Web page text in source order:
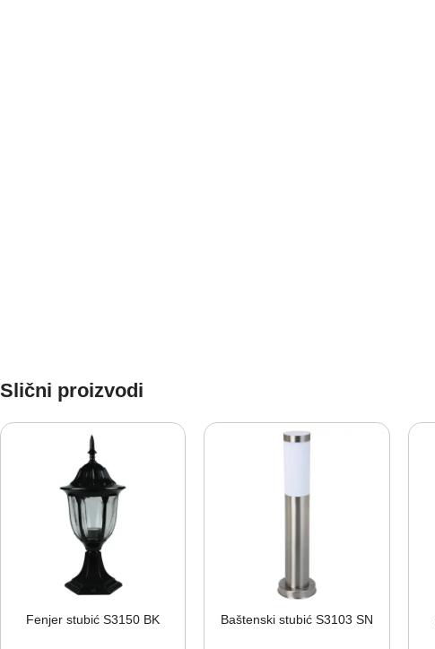
Slični proizvodi
Fenjer stubić S3150 BK Baštenski stubić S3103 SN